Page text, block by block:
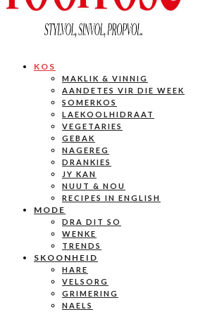
KOS
MAKLIK & VINNIG
AANDETES VIR DIE WEEK
SOMERKOS
LAEKOOLHIDRAAT
VEGETARIES
GEBAK
NAGEREG
DRANKIES
JY KAN
NUUT & NOU
RECIPES IN ENGLISH
MODE
DRA DIT SO
WENKE
TRENDS
SKOONHEID
HARE
VELSORG
GRIMERING
NAELS